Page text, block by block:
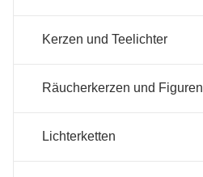
Kerzen und Teelichter
Räucherkerzen und Figuren
Lichterketten